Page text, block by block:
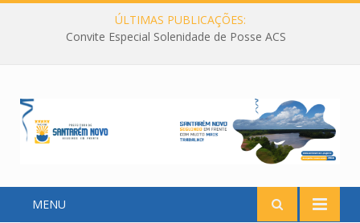
ÚLTIMAS PUBLICAÇÕES:
Convite Especial Solenidade de Posse ACS
MENU